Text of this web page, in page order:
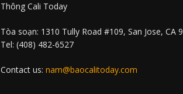
Thông Cali Today
Tòa soạn: 1310 Tully Road #109, San Jose, CA
Tel: (408) 482-6527
Contact us: nam@baocalitoday.com